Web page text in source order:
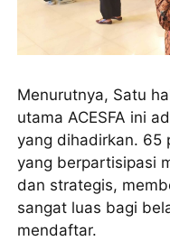
Menurutnya, Satu
utama ACESFA ini
yang dihadirkan. 65
yang berpartisipasi
dan strategis,
sangat luas bagi
mendaftar.